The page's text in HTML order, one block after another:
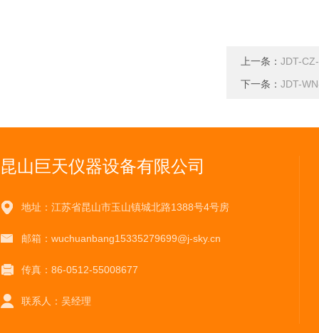
上一条： JDT-
下一条： JDT-
昆山巨天仪器设备有限公司
地址：江苏省昆山市玉山镇城北路1388号4号房
邮箱：wuchuanbang15335279699@j-sky.cn
传真：86-0512-55008677
联系人：吴经理